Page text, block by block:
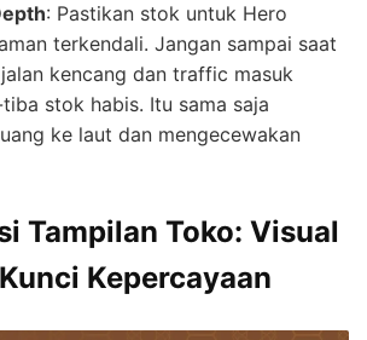
: Pastikan stok untuk Hero
terkendali. Jangan sampai saat
kencang dan traffic masuk
stok habis. Itu sama saja
ke laut dan mengecewakan
Tampilan Toko: Visual
Kepercayaan